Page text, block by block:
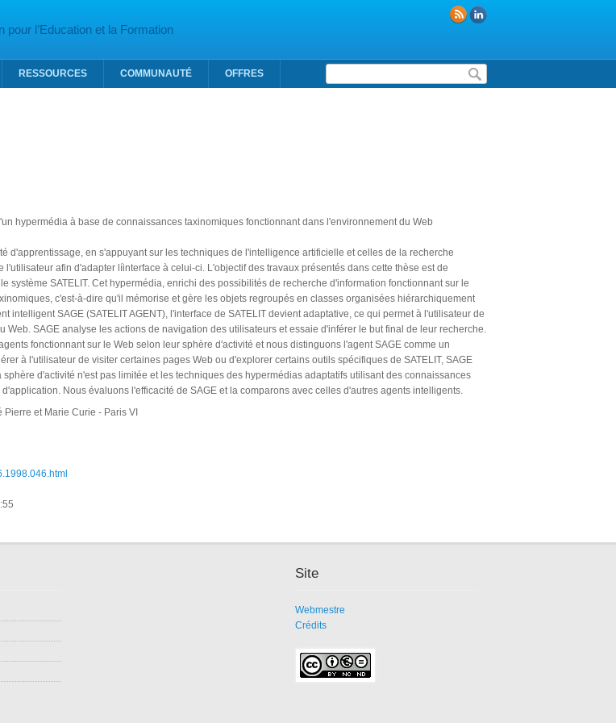
pour l’Education et la Formation
Formulaire de recherche
RESSOURCES COMMUNAUTÉ OFFRES
hypermédia à base de connaissances taxinomiques fonctionnant dans l'environnement du Web
d'apprentissage, en s'appuyant sur les techniques de l'intelligence artificielle et celles de la recherche
afin d'adapter líinterface à celui-ci. L'objectif des travaux présentés dans cette thèse est de
système SATELIT. Cet hypermédia, enrichi des possibilités de recherche d'information fonctionnant sur le
c'est-à-dire qu'il mémorise et gère les objets regroupés en classes organisées hiérarchiquement
intelligent SAGE (SATELIT AGENT), l'interface de SATELIT devient adaptative, ce qui permet à l'utilisateur de
Web. SAGE analyse les actions de navigation des utilisateurs et essaie d'inférer le but final de leur recherche.
fonctionnant sur le Web selon leur sphère d'activité et nous distinguons l'agent SAGE comme un
à l'utilisateur de visiter certaines pages Web ou d'explorer certains outils spécifiques de SATELIT, SAGE
d'activité n'est pas limitée et les techniques des hypermédias adaptatifs utilisant des connaissances
Nous évaluons l'efficacité de SAGE et la comparons avec celles d'autres agents intelligents.
Pierre et Marie Curie - Paris VI
Site
Webmestre
Crédits